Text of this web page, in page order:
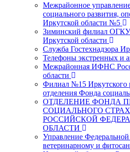
Межрайонное
социального развития,
Иркутской области №5
Зиминский филиал
Иркутской области
Служба Гостехнадзора
Телефоны экстренных и
Межрайонная ИФНС
области
Филиал №15 Иркутского
отделения Фонда
ОТДЕЛЕНИЕ ФОНДА
СОЦИАЛЬНОГО
РОССИЙСКОЙ
ОБЛАСТИ
Управление
ветеринарному и